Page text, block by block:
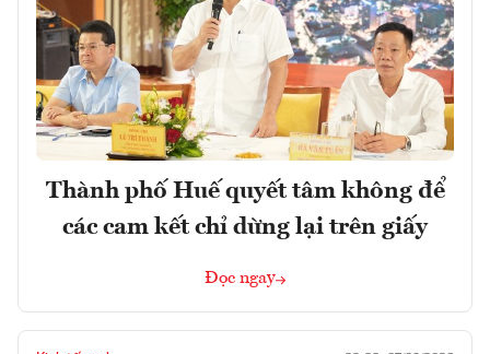
Thành phố Huế quyết tâm không để
các cam kết chỉ dừng lại trên giấy
Đọc ngay